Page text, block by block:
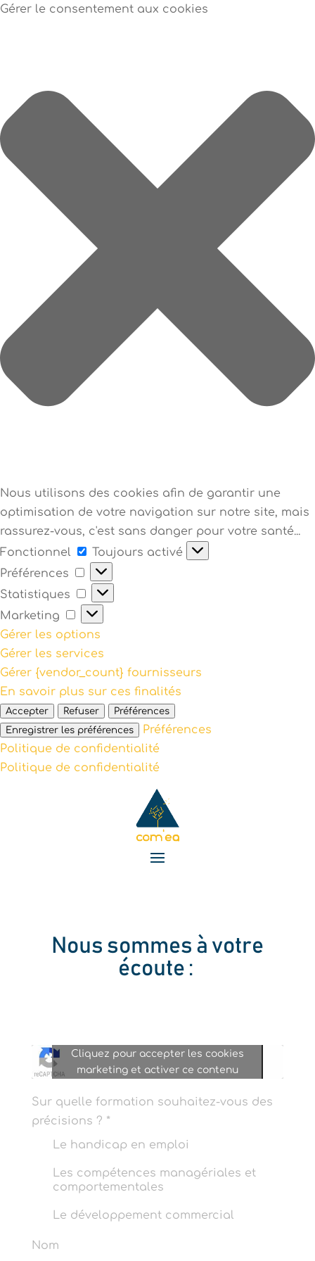
Gérer le consentement aux cookies
Nous utilisons des cookies afin de garantir une
optimisation de votre navigation sur notre site, mais
rassurez-vous, c'est sans danger pour votre santé...
Fonctionnel
Fonctionnel
Toujours activé
Préférences
Préférences
Statistiques
Statistiques
Marketing
Marketing
Gérer les options
Gérer les services
Gérer {vendor_count} fournisseurs
En savoir plus sur ces finalités
Accepter Refuser
Préférences
Enregistrer les préférences
Préférences
Politique de confidentialité
Politique de confidentialité
Nous sommes à votre
écoute :
Cliquez pour accepter les cookies
marketing et activer ce contenu
Sur quelle formation souhaitez-vous des
précisions ? *
Le handicap en emploi
Les compétences managériales et
comportementales
Le développement commercial
Nom